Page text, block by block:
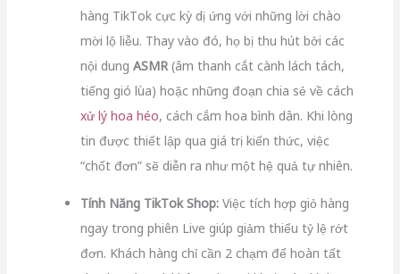
hàng TikTok cực kỳ dị ứng với những lời chào
mời lộ liễu. Thay vào đó, họ bị thu hút bởi các
nội dung ASMR(âm thanh cắt cành lách tách,
tiếng gió lùa) hoặc những đoạn chia sẻ về cách
xử lý hoa héo, cách cắm hoa bình dân. Khi lòng
tin được thiết lập qua giá trị kiến thức, việc
“chốt đơn” sẽ diễn ra như một hệ quả tự nhiên.
Tính Năng TikTok Shop:Việc tích hợp giỏ hàng
ngay trong phiên Live giúp giảm thiểu tỷ lệ rớt
đơn. Khách hàng chỉ cần 2 chạm để hoàn tất